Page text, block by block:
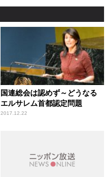
国連総会は認めず～どうなる
エルサレム首都認定問題
2017.12.22